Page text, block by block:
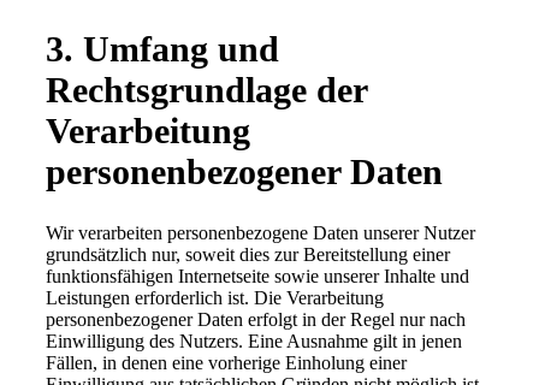
3. Umfang und
Rechtsgrundlage der
Verarbeitung
personenbezogener Daten
Wir verarbeiten personenbezogene Daten unserer Nutzer
grundsätzlich nur, soweit dies zur Bereitstellung einer
funktionsfähigen Internetseite sowie unserer Inhalte und
Leistungen erforderlich ist. Die Verarbeitung
personenbezogener Daten erfolgt in der Regel nur nach
Einwilligung des Nutzers. Eine Ausnahme gilt in jenen
Fällen, in denen eine vorherige Einholung einer